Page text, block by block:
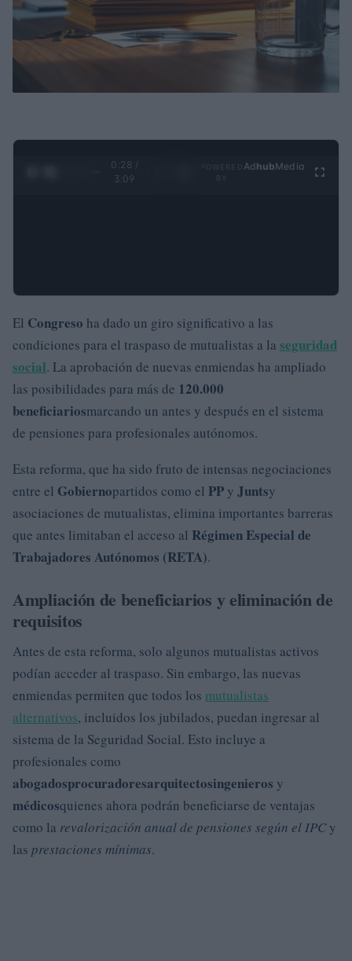
0:29 /
3:09
Ad hubMedia
El Congreso ha dado un giro significativo a las
condiciones para el traspaso de mutualistas a la seguridad
social. La aprobación de nuevas enmiendas ha ampliado
las posibilidades para más de 120.000
beneficiariosmarcando un antes y después en el sistema
de pensiones para profesionales autónomos.
Esta reforma, que ha sido fruto de intensas negociaciones
entre el Gobiernopartidos como el PP y Juntsy
asociaciones de mutualistas, elimina importantes barreras
que antes limitaban el acceso al Régimen Especial de
Trabajadores Autónomos (RETA).
Ampliación de beneficiarios y eliminación de
requisitos
Antes de esta reforma, solo algunos mutualistas activos
podían acceder al traspaso. Sin embargo, las nuevas
enmiendas permiten que todos los mutualistas
alternativos, incluidos los jubilados, puedan ingresar al
sistema de la Seguridad Social. Esto incluye a
profesionales como
abogadosprocuradoresarquitectosingenieros y
médicosquienes ahora podrán beneficiarse de ventajas
como la revalorización anual de pensiones según el IPCy
las prestaciones mínimas.